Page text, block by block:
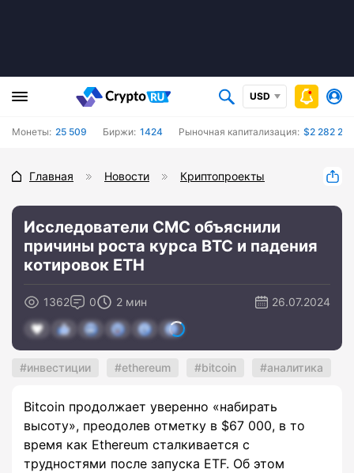
USD
Монеты: 25 509 Биржи: 1424 Рыночная капитализация: $2 282
Главная Новости Криптопроекты
Исследователи CMC объяснили
причины роста курса BTC и падения
котировок ETH
1362 0 2 мин 26.07.2024
инвестиции ethereum bitcoin аналитика
Bitcoin продолжает уверенно «набирать
высоту», преодолев отметку в $67 000, в то
время как Ethereum сталкивается с
трудностями после запуска ETF. Об этом